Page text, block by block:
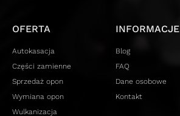
OFERTA
Autokasacja
Części zamienne
Sprzedaż opon
Wymiana opon
Wulkanizacja
INFORMACJE
Blog
FAQ
Dane osobowe
Kontakt